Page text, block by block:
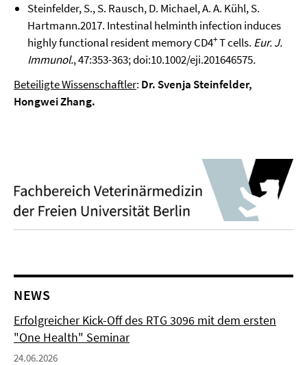
Steinfelder, S., S. Rausch, D. Michael, A. A. Kühl, S.
Hartmann.2017. Intestinal helminth infection induces
highly functional resident memory CD4+T cells. Eur. J.
Immunol., 47:353-363; doi:10.1002/eji.201646575.
Beteiligte Wissenschaftler: Dr. Svenja Steinfelder,
Hongwei Zhang.
NEWS
Erfolgreicher Kick-Off des RTG 3096 mit dem ersten
"One Health" Seminar
24.06.2026